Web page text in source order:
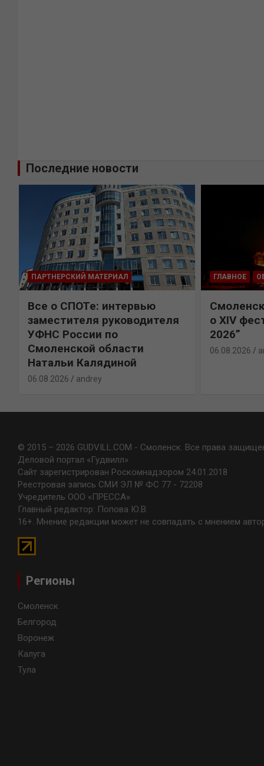
Последние новости
ПАРТНЕРСКИЙ МАТЕРИАЛ
Все о СПОТе: интервью
заместителя руководителя
УФНС России по
Смоленской области
Натальи Калядиной
06.08.2026 andrey
ГЛАВНОЕ
о XIV
2026”
06.08.2026
© 2015 – 2026 GUDVILL.COM - Смоленск. Все права
Деловой портал «Гудвилл»
Сайт зарегистрирован Роскомнадзором 24.01.2018
Реестровая запись СМИ ЭЛ № ФС 77 - 72208
Учредитель ООО «ПРЕССА»
Главный редактор: Попова Ю.В.
16+. Мнение редакции может не совпадать с мнением
Регионы
Смоленск
Белгород
Воронеж
Калуга
Тула